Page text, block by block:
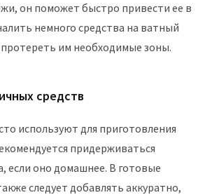
он поможет быстро привести ее в
немного средства на ватный
протереть им необходимые зоны.
средств
используют для приготовления
придерживаться
если оно домашнее. В готовые
следует добавлять аккуратно,